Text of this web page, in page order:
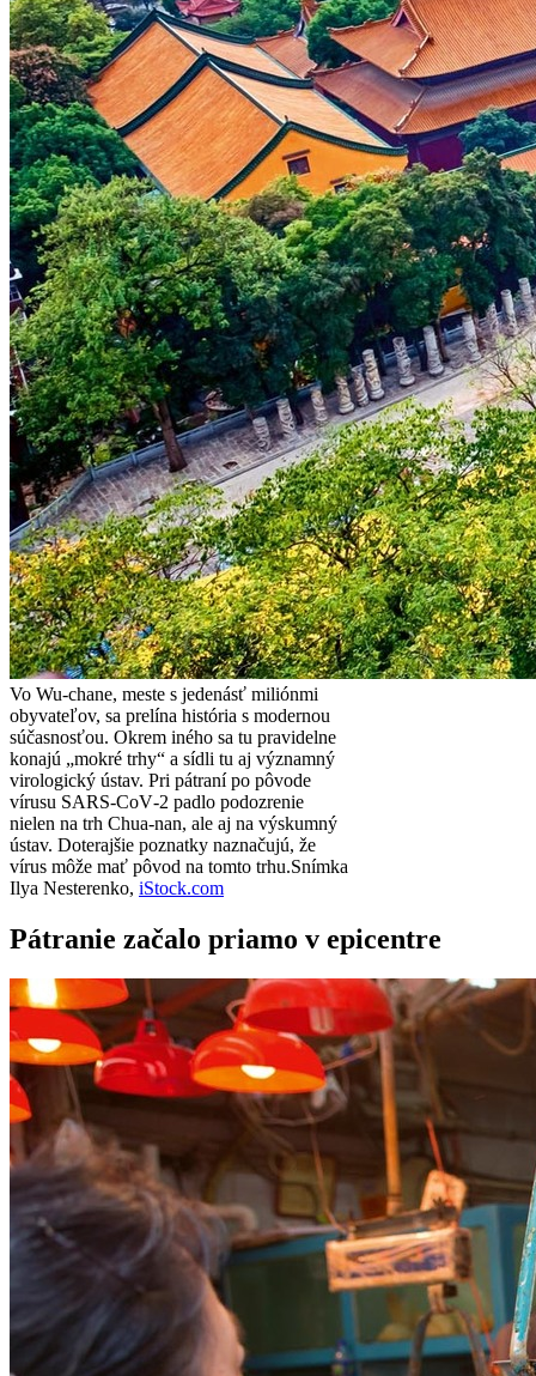
Vo Wu-chane, meste s jedenásť miliónmi
obyvateľov, sa prelína história s modernou
súčasnosťou. Okrem iného sa tu pravidelne
konajú „mokré trhy“ a sídli tu aj významný
virologický ústav. Pri pátraní po pôvode
vírusu SARS‑CoV‑2 padlo podozrenie
nielen na trh Chua‑nan, ale aj na výskumný
ústav. Doterajšie poznatky naznačujú, že
vírus môže mať pôvod na tomto trhu.Snímka
Ilya Nesterenko, iStock.com
Pátranie začalo priamo v epicentre